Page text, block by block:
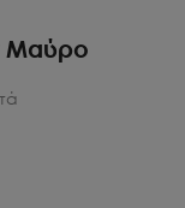
Μαύρο